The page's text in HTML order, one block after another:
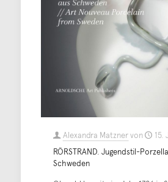
Alexandra Matznervon
15.
RÖRSTRAND. Jugendstil-
Schweden